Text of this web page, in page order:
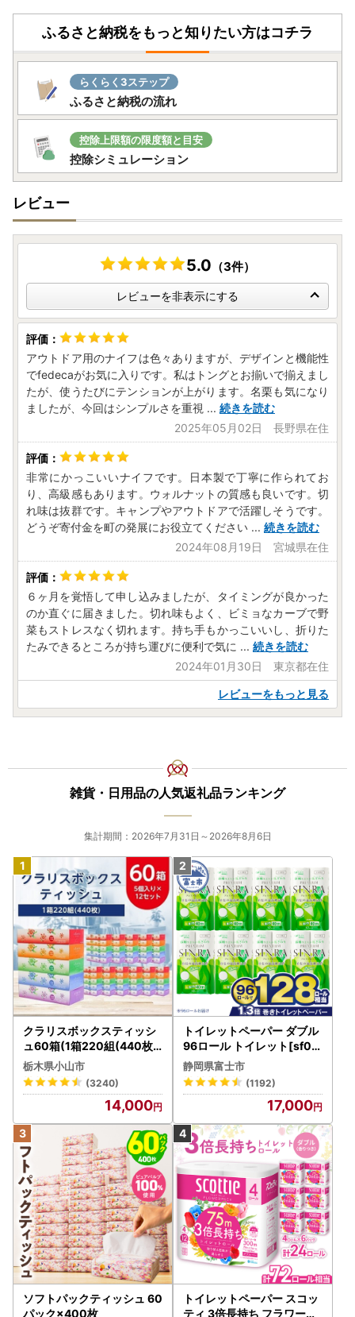
ふるさと納税をもっと知りたい方はコチラ
らくらく3ステップ
ふるさと納税の流れ
控除上限額の限度額と目安
控除シミュレーション
レビュー
5.0 （3件）
レビューを非表示にする
アウトドア用のナイフは色々ありますが、デザインと機能性
でfedecaがお気に入りです。私はトングとお揃いで揃えまし
たが、使うたびにテンションが上がります。名栗も気になり
ましたが、今回はシンプルさを重視 ... 続きを読む
2025年05月02日 長野県在住
非常にかっこいいナイフです。日本製で丁寧に作られてお
り、高級感もあります。ウォルナットの質感も良いです。切
れ味は抜群です。キャンプやアウトドアで活躍しそうです。
どうぞ寄付金を町の発展にお役立てください ... 続きを読む
2024年08月19日 宮城県在住
６ヶ月を覚悟して申し込みましたが、タイミングが良かった
のか直ぐに届きました。切れ味もよく、ビミョなカーブで野
菜もストレスなく切れます。持ち手もかっこいいし、折りた
たみできるところが持ち運びに便利で気に ... 続きを読む
2024年01月30日 東京都在住
レビューをもっと見る
雑貨・日用品の人気返礼品ランキング
集計期間：2026年7月31日～2026年8月6日
クラリスボックスティッシ
ュ60箱(1箱220組(440枚))
(5個入り×12セット)【配送
不可地域：離島・沖縄県】
【1256759】
栃木県小山市
(3240)
14,000
トイレットペーパー ダブル
96ロール トイレット[sf00
1-012]
静岡県富士市
(1192)
17,000
ソフトパックティッシュ 60
パック×400枚
トイレットペーパー スコッ
ティ 3倍長持ち フラワーパ